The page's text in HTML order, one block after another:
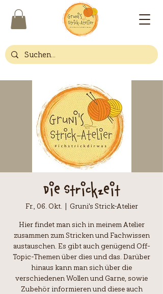
Die Strickzeit
Fr., 06. Okt.
  |
Gruni's Strick-Atelier
Hier findet man sich in meinem Atelier
zusammen zum Stricken und Fachwissen
austauschen. Es gibt auch genügend Off-
Topic-Themen über dies und das. Darüber
hinaus kann man sich über die
verschiedenen Wollen und Garne, sowie
Zubehör informieren und diese auch